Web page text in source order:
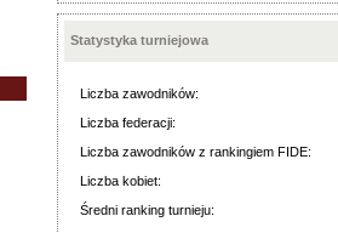
Statystyka turniejowa
Liczba zawodników:
Liczba federacji:
Liczba zawodników z rankingiem FIDE:
Liczba kobiet:
Średni ranking turnieju: